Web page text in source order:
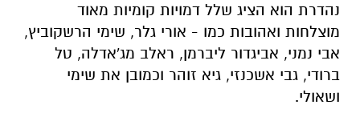
נהדרת הוא הציג שלל דמויות קומיות מאוד
מוצלחות ואהובות כמו - אורי גלר, שימי הרשקוביץ,
אבי נמני, אביגדור ליברמן, ראלב מג'אדלה, טל
ברודי, גבי אשכנזי, גיא זוהר וכמובן את שימי
ושאולי.